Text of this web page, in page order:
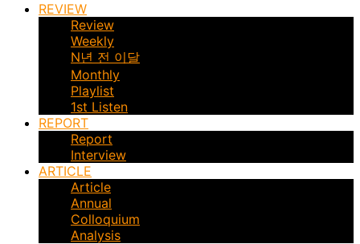
REVIEW
Review
Weekly
N년 전 이달
Monthly
Playlist
1st Listen
REPORT
Report
Interview
ARTICLE
Article
Annual
Colloquium
Analysis